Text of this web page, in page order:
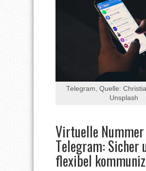
Telegram, Quelle:
Unsplash
Virtuelle
Telegram: Sicher
flexibel